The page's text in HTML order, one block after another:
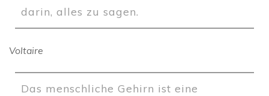
darin, alles zu sagen.
Voltaire
Das menschliche Gehirn ist eine